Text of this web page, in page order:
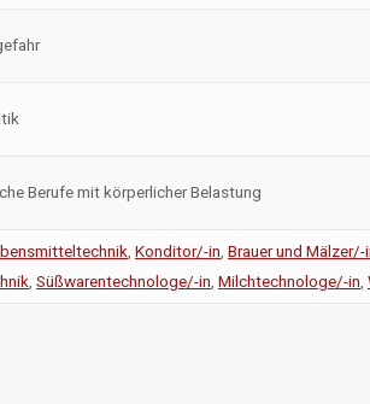
Berufe mit körperlicher Belastung
Konditor/-in Brauer und Mälzer/-
Süßwarentechnologe/-in Milchtechnologe/-in